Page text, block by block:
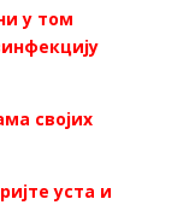
у том
својих
уста и